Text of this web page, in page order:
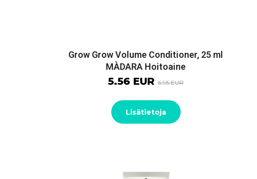
Grow Grow Volume Conditioner, 25 ml
MÀDARA Hoitoaine
5.56 EUR 6.95 EUR
Lisätietoja